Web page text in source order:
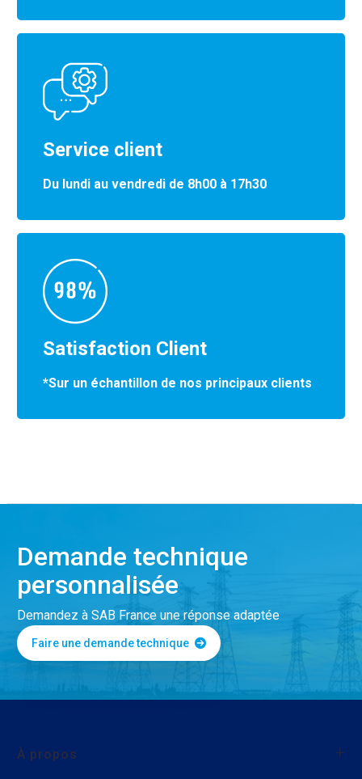
Service client
Du lundi au vendredi de 8h00 à 17h30
Satisfaction Client
*Sur un échantillon de nos principaux clients
Demande technique
personnalisée
Demandez à SAB France une réponse adaptée
Faire une demande technique
À propos